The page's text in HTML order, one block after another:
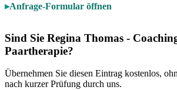
Anfrage-Formular öffnen
Sind Sie Regina Thomas -
Paartherapie?
Übernehmen Sie diesen Eintrag kostenlos,
nach kurzer Prüfung durch uns.